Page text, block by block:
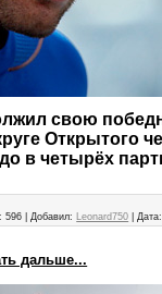
свою
Открытого
в четырёх
596 Добавил: Leonard750 Дата:
дальше...